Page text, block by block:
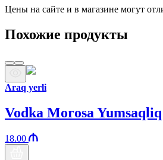
Цены на сайте и в магазине могут
Похожие продукты
Araq yerli
Vodka Morosa
18.00